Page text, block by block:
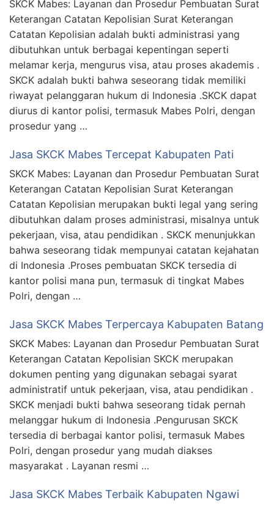
SKCK Mabes: Layanan dan Prosedur Pembuatan Surat
Keterangan Catatan Kepolisian Surat Keterangan
Catatan Kepolisian adalah bukti administrasi yang
dibutuhkan untuk berbagai kepentingan seperti
melamar kerja, mengurus visa, atau proses akademis .
SKCK adalah bukti bahwa seseorang tidak memiliki
riwayat pelanggaran hukum di Indonesia .SKCK dapat
diurus di kantor polisi, termasuk Mabes Polri, dengan
prosedur yang …
Jasa SKCK Mabes Tercepat Kabupaten Pati
SKCK Mabes: Layanan dan Prosedur Pembuatan Surat
Keterangan Catatan Kepolisian Surat Keterangan
Catatan Kepolisian merupakan bukti legal yang sering
dibutuhkan dalam proses administrasi, misalnya untuk
pekerjaan, visa, atau pendidikan . SKCK menunjukkan
bahwa seseorang tidak mempunyai catatan kejahatan
di Indonesia .Proses pembuatan SKCK tersedia di
kantor polisi mana pun, termasuk di tingkat Mabes
Polri, dengan …
Jasa SKCK Mabes Terpercaya Kabupaten Batang
SKCK Mabes: Layanan dan Prosedur Pembuatan Surat
Keterangan Catatan Kepolisian SKCK merupakan
dokumen penting yang digunakan sebagai syarat
administratif untuk pekerjaan, visa, atau pendidikan .
SKCK menjadi bukti bahwa seseorang tidak pernah
melanggar hukum di Indonesia .Pengurusan SKCK
tersedia di berbagai kantor polisi, termasuk Mabes
Polri, dengan prosedur yang mudah diakses
masyarakat . Layanan resmi …
Jasa SKCK Mabes Terbaik Kabupaten Ngawi